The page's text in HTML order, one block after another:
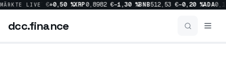
MÄRKTE LIVE
%SOL64,07 € +0,50 % XRP0,8982 € −1,30 % BNB512,53 € −0,20 % ADA
dcc.finance
dcc.finance